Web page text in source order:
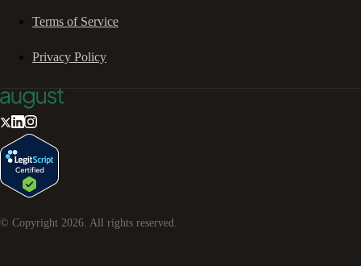
Terms of Service
Privacy Policy
© Copyright 2026 . All rights reserved.